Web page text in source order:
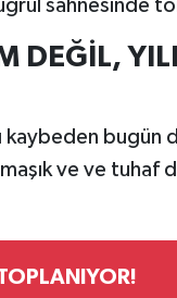
DEĞİL,
bugün
ve ve tuhaf